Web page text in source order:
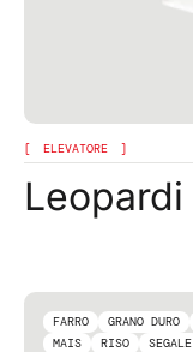
ELEVATORE
Leopardi
FARRO GRANO DURO
MAIS
RISO SEGALE